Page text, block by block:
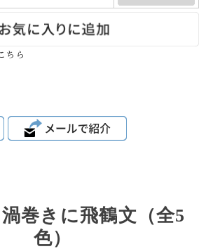
ちら
巻きに飛鶴文（全5
色）